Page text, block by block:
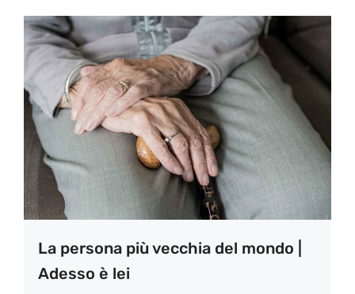
La persona più vecchia del mondo |
Adesso è lei